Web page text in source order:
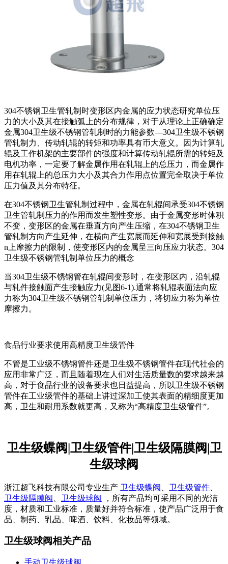
304不锈钢卫生管轧制时变形区内金属的应力状态研究单位压
力的大小及其在接触弧上的分布规律，对于从理论上正确确定
金属304卫生级不锈钢管轧制时的力能参数—304卫生级不锈钢
管轧制力、传动轧辊的转矩和功率具有币大意义。因为计算轧
辊及工作机架的主要部件的强度和计算传动轧辊所需的转矩及
电机功率，一定要了解金属作用在轧辊上的总压力，而金属作
用在轧辊上的总压力大小及其合力作用点位置完全取决于单位
压力值及其分布特征。
在304不锈钢卫生管轧制过程中，金属在轧辊间承受304不锈钢
卫生管轧制压力的作用而发生塑性变形。由于金属变形时体积
不变，变形区的金属在垂直方向产生压缩，在304不锈钢卫生
管轧制方向产生延伸，在横向产生宽展而延伸和宽展受到接触
n上摩擦力的限制，使变形区内的金属呈三向压应力状态。304
卫生级不锈钢管轧制单位压力的概念
当304卫生级不锈钢管在轧辊间变形时，在变形区内，沿轧辊
与轧件接触面产生接触应力(见图6-1).通常将轧辊表面法向应
力称为304卫生级不锈钢管轧制单位压力，将切应力称为单位
摩擦力。
食品行业要求使用高精度卫生级管件
不管是工业级不锈钢管件还是卫生级不锈钢管件在现代社会的
应用非常广泛，而且随着现在人们对生活质量数的要求越来越
高，对于食品行业的设备要求也日益提高，所以卫生级不锈钢
管件在工业级管件的基础上讲过深加工使其表面的精细度更加
高，卫生和耐用系数就更高，又称为“高精度卫生级管件”。
卫生级蝶阀|卫生级管件|卫生级隔膜阀|卫
生级球阀
浙江超飞科技有限公司专业生产 卫生级蝶阀 卫生级管件
卫生级隔膜阀
卫生级球阀
，所有产品均可采用不同的光洁
度，材质和工业标准，质量好并符合标准，使产品广泛用于食
品、制药、乳品、啤酒、饮料、化妆品等领域。
卫生级球阀相关产品